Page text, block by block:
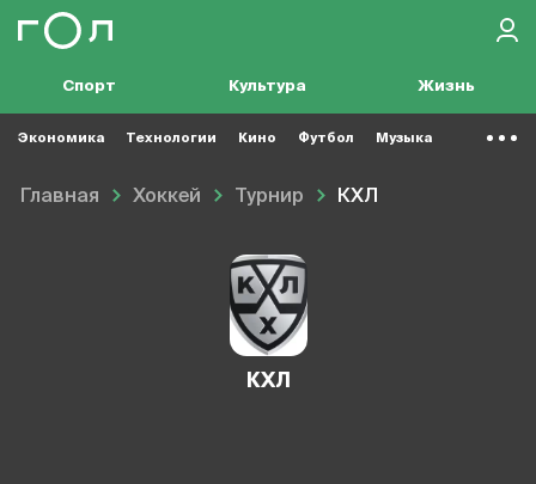
Спорт Культура Жизнь
Экономика Технологии Кино Футбол Музыка
Главная Хоккей Турнир КХЛ
КХЛ